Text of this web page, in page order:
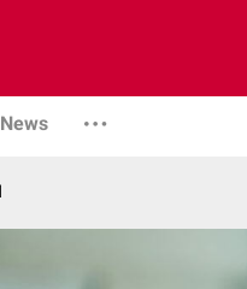
News